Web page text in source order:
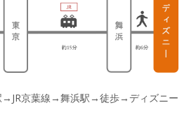
京葉線→舞浜駅→徒歩→ディズニー